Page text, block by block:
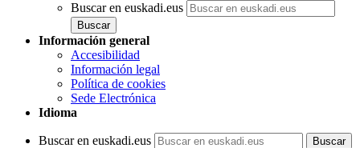
Buscar en euskadi.eus
Información general
Accesibilidad
Información legal
Política de cookies
Sede Electrónica
Idioma
Buscar en euskadi.eus